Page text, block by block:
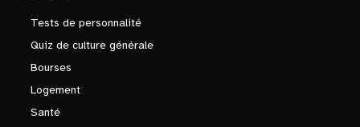
Tests de personnalité
Quiz de culture générale
Bourses
Logement
Santé